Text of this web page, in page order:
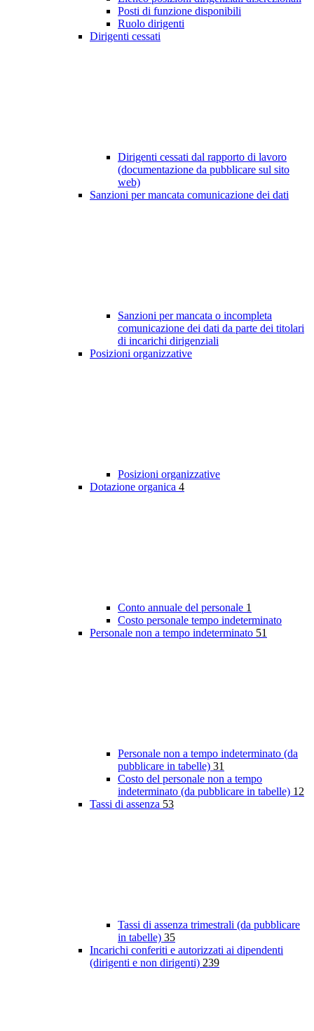
Posti di funzione disponibili
Ruolo dirigenti
Dirigenti cessati
Dirigenti cessati dal rapporto di lavoro
(documentazione da pubblicare sul sito
web)
Sanzioni per mancata comunicazione dei dati
Sanzioni per mancata o incompleta
comunicazione dei dati da parte dei titolari
di incarichi dirigenziali
Posizioni organizzative
Posizioni organizzative
Dotazione organica 4
Conto annuale del personale 1
Costo personale tempo indeterminato
Personale non a tempo indeterminato 51
Personale non a tempo indeterminato (da
pubblicare in tabelle) 31
Costo del personale non a tempo
indeterminato (da pubblicare in tabelle) 12
Tassi di assenza 53
Tassi di assenza trimestrali (da pubblicare
in tabelle) 35
Incarichi conferiti e autorizzati ai dipendenti
(dirigenti e non dirigenti) 239